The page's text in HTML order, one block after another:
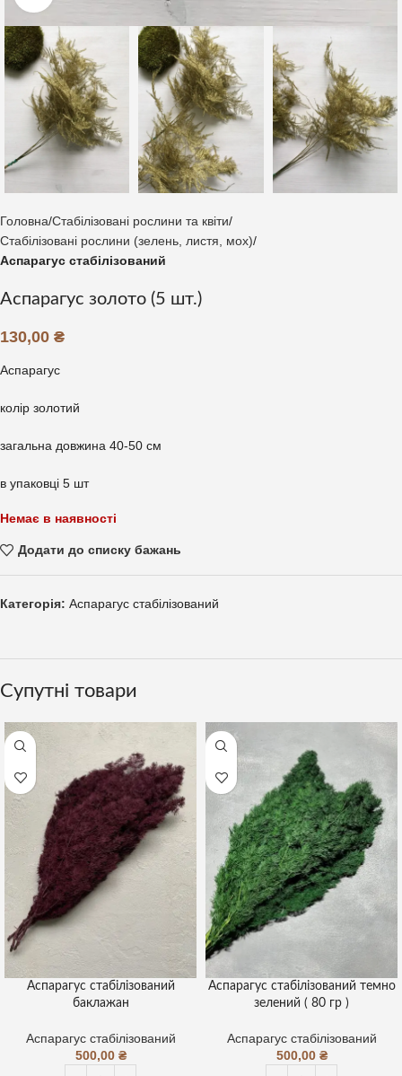
Головна Стабілізовані рослини та квіти
Стабілізовані рослини (зелень, листя, мох)
Аспарагус стабілізований
Аспарагус золото (5 шт.)
130,00 ₴
Аспарагус
колір золотий
загальна довжина 40-50 см
в упаковці 5 шт
Немає в наявності
Додати до списку бажань
Категорія: Аспарагус стабілізований
Супутні товари
Аспарагус стабілізований
баклажан
Аспарагус стабілізований
500,00 ₴
Аспарагус стабілізований темно
зелений ( 80 гр )
Аспарагус стабілізований
500,00 ₴